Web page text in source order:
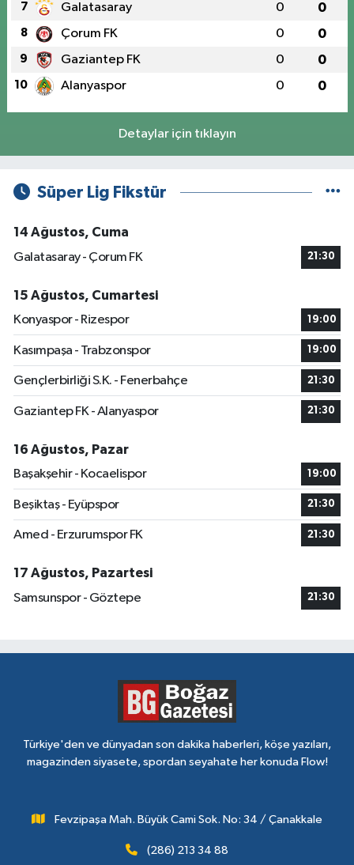
7 Galatasaray 0 0
8 Çorum FK 0 0
9 Gaziantep FK 0 0
10 Alanyaspor 0 0
Detaylar için tıklayın
Süper Lig Fikstür
14 Ağustos, Cuma
Galatasaray - Çorum FK
21:30
15 Ağustos, Cumartesi
Konyaspor - Rizespor
19:00
Kasımpaşa - Trabzonspor 19:00
Gençlerbirliği S.K. - Fenerbahçe 21:30
Gaziantep FK - Alanyaspor 21:30
16 Ağustos, Pazar
Başakşehir - Kocaelispor
19:00
Beşiktaş - Eyüpspor 21:30
Amed - Erzurumspor FK 21:30
17 Ağustos, Pazartesi
Samsunspor - Göztepe
21:30
Türkiye'den ve dünyadan son dakika haberleri, köşe yazıları,
magazinden siyasete, spordan seyahate her konuda Flow!
Fevzipaşa Mah. Büyük Cami Sok. No: 34 / Çanakkale
(286) 213 34 88